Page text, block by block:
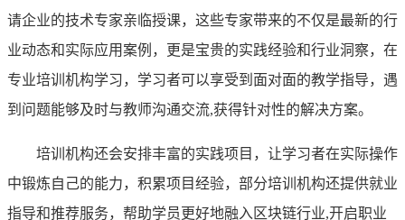
请企业的技术专家亲临授课，这些专家带来的不仅是最新的行
业动态和实际应用案例，更是宝贵的实践经验和行业洞察，在
专业培训机构学习，学习者可以享受到面对面的教学指导，遇
到问题能够及时与教师沟通交流,获得针对性的解决方案。
培训机构还会安排丰富的实践项目，让学习者在实际操作
中锻炼自己的能力，积累项目经验，部分培训机构还提供就业
指导和推荐服务，帮助学员更好地融入区块链行业,开启职业